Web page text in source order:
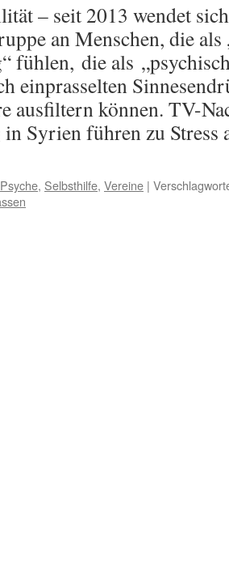
– seit 2013 wendet
an Menschen, die als
fühlen, die als
einprasselten
ausfiltern können. TV-
Syrien führen zu
Psyche, Selbsthilfe, Vereine |